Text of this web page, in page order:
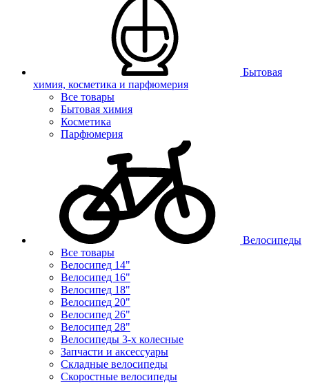
Бытовая
химия, косметика и парфюмерия
Все товары
Бытовая химия
Косметика
Парфюмерия
Велосипеды
Все товары
Велосипед 14"
Велосипед 16"
Велосипед 18"
Велосипед 20"
Велосипед 26"
Велосипед 28"
Велосипеды 3-х колесные
Запчасти и аксессуары
Складные велосипеды
Скоростные велосипеды